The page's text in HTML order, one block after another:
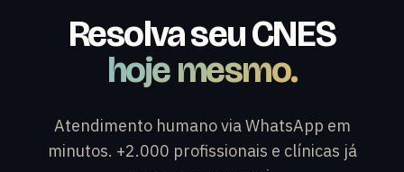
Resolva seu CNES
hoje mesmo.
Atendimento humano via WhatsApp em
minutos. +2.000 profissionais e clínicas já